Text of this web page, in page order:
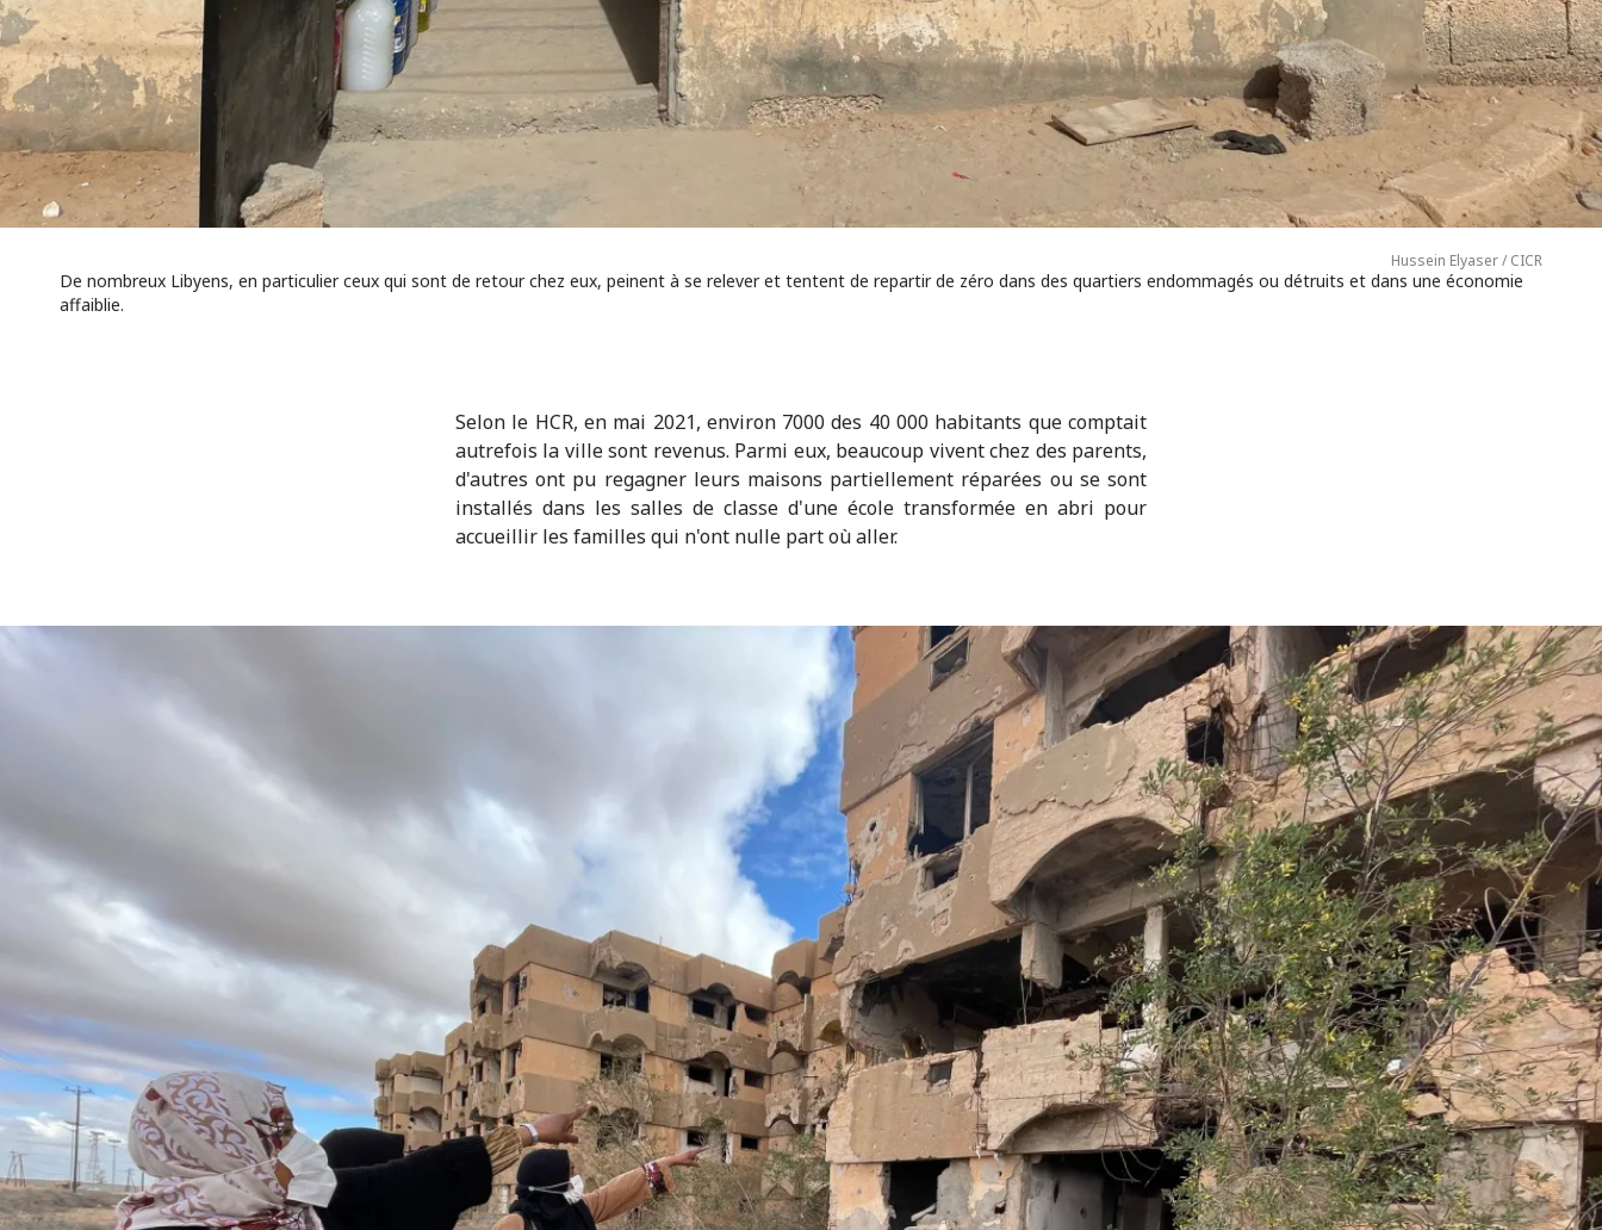
Hussein Elyaser / CICR
De nombreux Libyens, en particulier ceux qui sont de retour chez eux, peinent à se relever et tentent de repartir de zéro dans des quartiers endommagés ou détruits et dans une économie
affaiblie.
Selon le HCR, en mai 2021, environ 7000 des 40 000 habitants que comptait
autrefois la ville sont revenus. Parmi eux, beaucoup vivent chez des parents,
d'autres ont pu regagner leurs maisons partiellement réparées ou se sont
installés dans les salles de classe d'une école transformée en abri pour
accueillir les familles qui n'ont nulle part où aller.